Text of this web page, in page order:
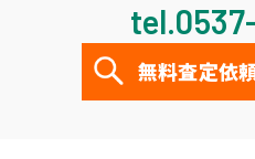
無料査定依